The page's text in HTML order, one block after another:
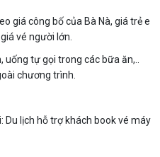
giá công bố của Bà Nà, giá trẻ e
vé người lớn.
uống tự gọi trong các bữa ăn,..
chương trình.
lịch hỗ trợ khách book vé máy